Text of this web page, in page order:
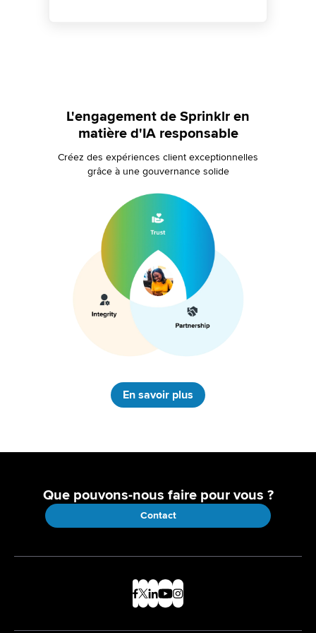
L'engagement de Sprinklr en
matière d'IA responsable
Créez des expériences client exceptionnelles
grâce à une gouvernance solide
En savoir plus
Que pouvons-nous faire pour vous ?
Contact